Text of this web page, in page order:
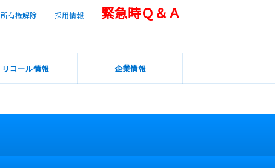
リコール情報 企業情報
所有権解除 採用情報 緊急時Ｑ＆Ａ